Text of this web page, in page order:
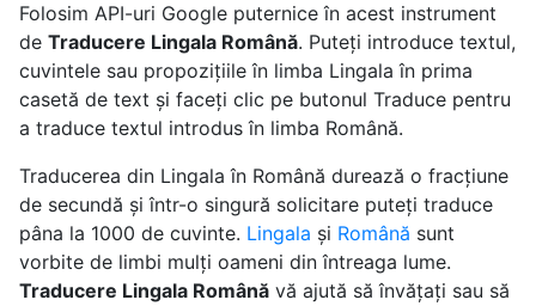
Folosim API-uri Google puternice în acest instrument
de Traducere Lingala Română. Puteți introduce textul,
cuvintele sau propozițiile în limba Lingala în prima
casetă de text și faceți clic pe butonul Traduce pentru
a traduce textul introdus în limba Română.
Traducerea din Lingala în Română durează o fracțiune
de secundă și într-o singură solicitare puteți traduce
pâna la 1000 de cuvinte. Lingala și Română sunt
vorbite de limbi mulți oameni din întreaga lume.
Traducere Lingala Românăvă ajută să învățați sau să